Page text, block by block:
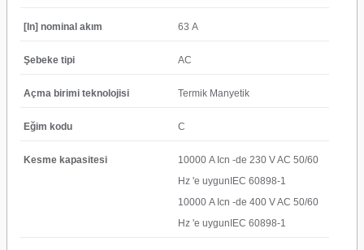
[In] nominal akım 63 A
Şebeke tipi AC
Açma birimi teknolojisi Termik Manyetik
Eğim kodu C
Kesme kapasitesi
10000 A Icn -de 230 V AC 50/60
Hz 'e uygunIEC 60898-1
10000 A Icn -de 400 V AC 50/60
Hz 'e uygunIEC 60898-1